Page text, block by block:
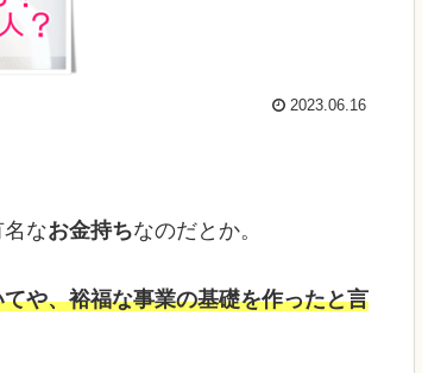
2023.06.16
なお金持ちなのだとか。
や、裕福な事業の基礎を作ったと言